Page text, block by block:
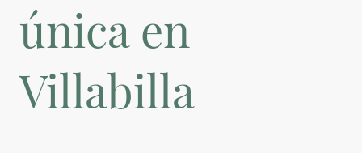
única en
Villabilla